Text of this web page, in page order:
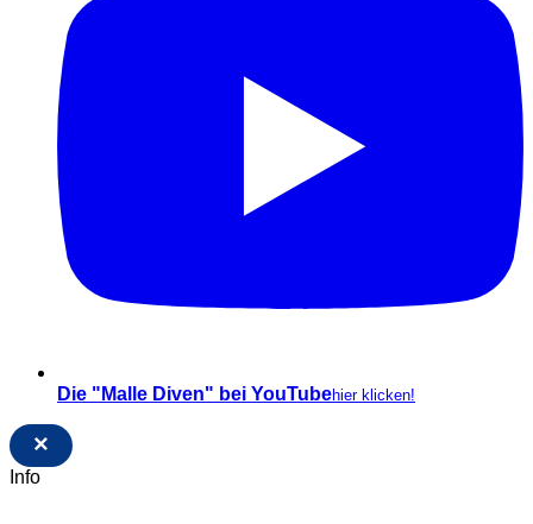
Die "Malle Diven" bei YouTubehier klicken!
×
Info